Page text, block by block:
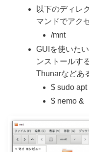
以下のディレ
マンドでアク
/mnt
GUIを使いた
ンストールす
Thunarなどあ
$ sudo
$ nemo &